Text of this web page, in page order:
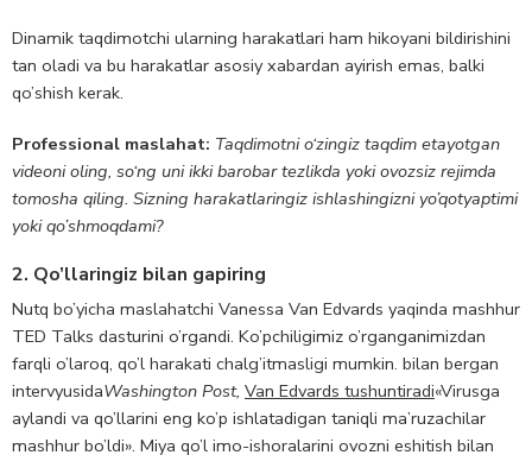
Dinamik taqdimotchi ularning harakatlari ham hikoyani bildirishini
tan oladi va bu harakatlar asosiy xabardan ayirish emas, balki
qo’shish kerak.
Professional maslahat: Taqdimotni o‘zingiz taqdim etayotgan
videoni oling, so‘ng uni ikki barobar tezlikda yoki ovozsiz rejimda
tomosha qiling. Sizning harakatlaringiz ishlashingizni yo’qotyaptimi
yoki qo’shmoqdami?
2. Qo’llaringiz bilan gapiring
Nutq bo’yicha maslahatchi Vanessa Van Edvards yaqinda mashhur
TED Talks dasturini o’rgandi. Ko’pchiligimiz o’rganganimizdan
farqli o’laroq, qo’l harakati chalg’itmasligi mumkin. bilan bergan
intervyusidaWashington Post, Van Edvards tushuntiradi«Virusga
aylandi va qo’llarini eng ko’p ishlatadigan taniqli ma’ruzachilar
mashhur bo’ldi». Miya qo’l imo-ishoralarini ovozni eshitish bilan